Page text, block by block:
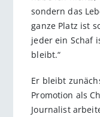
sondern das
ganze Platz ist
jeder ein Schaf
bleibt.“
Er bleibt
Promotion als
Journalist